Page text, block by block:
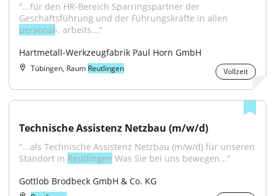
"...für den HR-Bereich Sparringspartner der
personal-, arbeits..."
Hartmetall-Werkzeugfabrik Paul Horn GmbH
Tübingen, Raum Reutlingen Vollzeit
Technische Assistenz Netzbau (m/w/d)
"...als Technische Assistenz Netzbau (m/w/d) für unseren
Standort in Reutlingen Was Sie bei uns bewegen..."
Gottlob Brodbeck GmbH & Co. KG